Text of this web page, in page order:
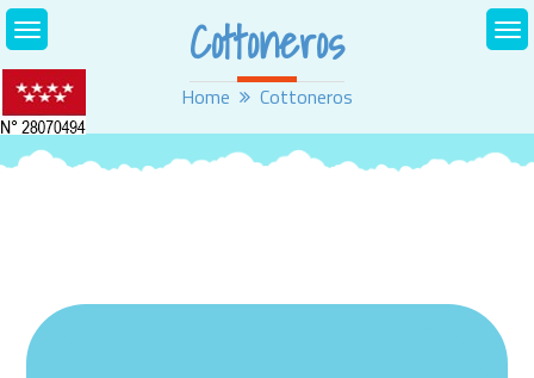
Skip
to
content
Cottoneros
Home Cottoneros